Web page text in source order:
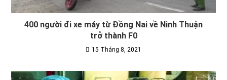
400 người đi xe máy từ Đồng Nai về Ninh Thuận
trở thành F0
15 Tháng 8, 2021